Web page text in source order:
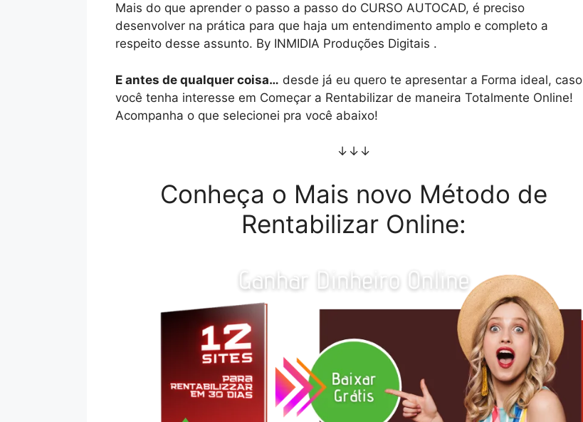
Mais do que aprender o passo a passo do CURSO AUTOCAD, é preciso
desenvolver na prática para que haja um entendimento amplo e completo a
respeito desse assunto. By INMIDIA Produções Digitais .
E antes de qualquer coisa… desde já eu quero te apresentar a Forma ideal, caso
você tenha interesse em Começar a Rentabilizar de maneira Totalmente Online!
Acompanha o que selecionei pra você abaixo!
↓↓↓
Conheça o Mais novo Método de
Rentabilizar Online: